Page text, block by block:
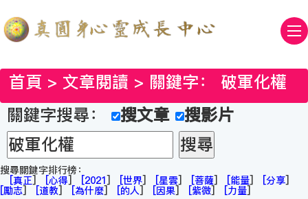
首頁 > 文章閱讀 > 關鍵字： 破軍化權
關鍵字搜尋：
搜文章 搜影片
搜尋關鍵字排行榜：
[真正] [心得] [2021] [世界] [星雲] [菩薩] [能量] [分享]
[勵志] [道教] [為什麼] [的人] [因果] [紫微] [力量]